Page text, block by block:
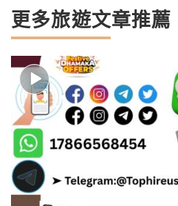
更多旅遊文章推薦